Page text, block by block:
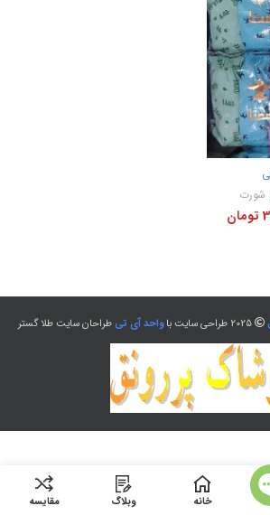
شورت
تومان
2025 طراحی سایت با واحد آی تیطراحان سایت طلا گستر
خانه وبلاگ مقایسه